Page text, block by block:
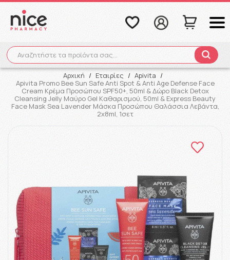
Αναζητήστε τα προϊόντα σας...
Αναζήτηση
Αρχική / Εταιρίες / Apivita /
Apivita Promo Bee Sun Safe Anti Spot & Anti Age Defense Face
Cream Κρέμα Προσώπου SPF50+, 50ml & Δώρο Black Detox
Cleansing Jelly Μαύρο Gel Kαθαρισμού, 50ml & Express Beauty
Face Mask Sea Lavender Μάσκα Προσώπου Θαλάσσια Λεβάντα,
2x8ml, 1σετ